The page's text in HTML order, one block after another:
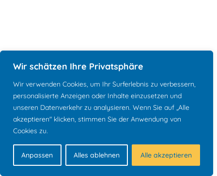
Wir schätzen Ihre Privatsphäre
Wir verwenden Cookies, um Ihr Surferlebnis zu verbessern,
personalisierte Anzeigen oder Inhalte einzusetzen und
unseren Datenverkehr zu analysieren. Wenn Sie auf „Alle
akzeptieren" klicken, stimmen Sie der Anwendung von
Cookies zu.
Anpassen Alles ablehnen Alle akzeptieren